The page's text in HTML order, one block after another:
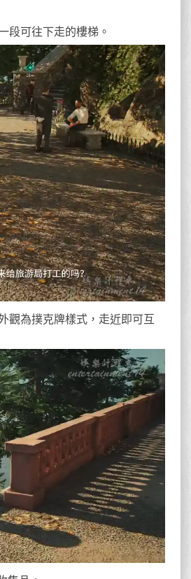
段可往下走的樓梯。
觀為撲克牌樣式，走近即可互